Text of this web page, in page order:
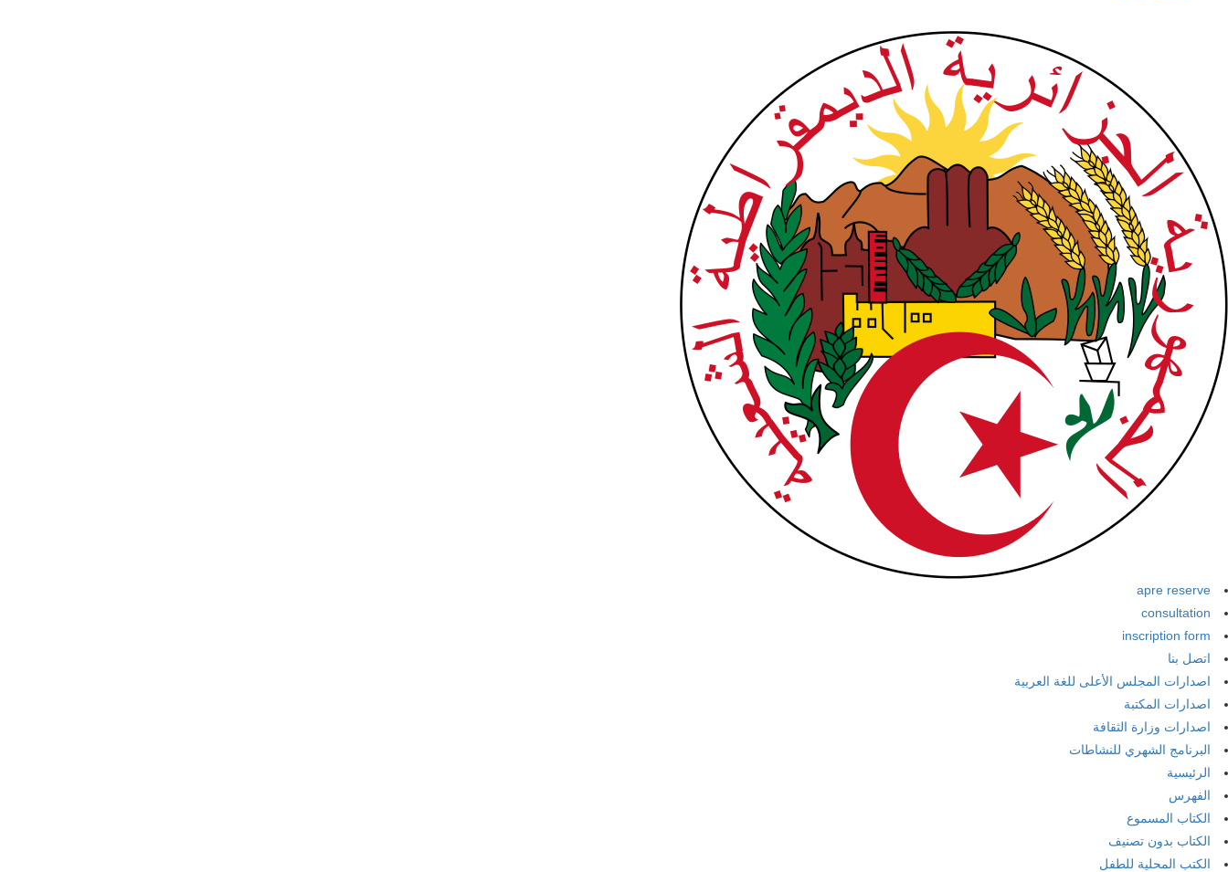
apre reserve
consultation
inscription form
اتصل بنا
اصدارات المجلس الأعلى للغة العربية
اصدارات المكتبة
اصدارات وزارة الثقافة
البرنامج الشهري للنشاطات
الرئيسية
الفهرس
الكتاب المسموع
الكتاب بدون تصنيف
الكتب المحلية للطفل